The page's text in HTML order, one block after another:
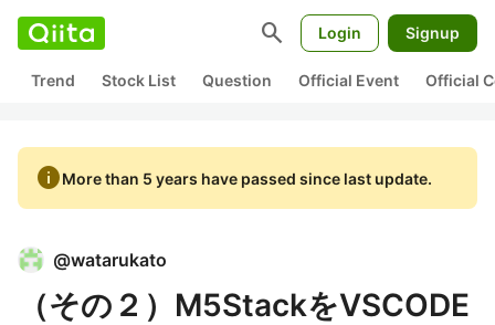
search Login Signup
Trend Stock List Question Official Event Official
infoMore than 5 years have passed since last update.
@watarukato
（その２）M5StackをVSCODE